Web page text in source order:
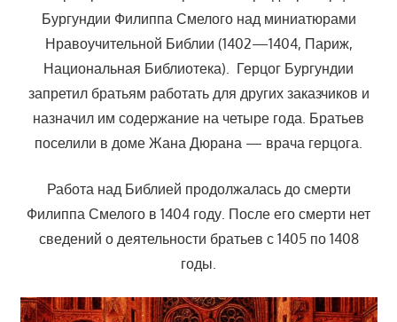
Бургундии Филиппа Смелого над миниатюрами
Нравоучительной Библии (1402—1404, Париж,
Национальная Библиотека). Герцог Бургундии
запретил братьям работать для других заказчиков и
назначил им содержание на четыре года. Братьев
поселили в доме Жана Дюрана — врача герцога.
Работа над Библией продолжалась до смерти
Филиппа Смелого в 1404 году. После его смерти нет
сведений о деятельности братьев с 1405 по 1408
годы.